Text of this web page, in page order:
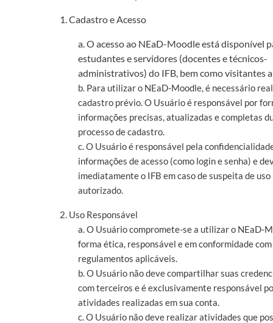
1. Cadastro e Acesso
a. O acesso ao NEaD-Moodle está disponível
estudantes e servidores (docentes e técnicos-
administrativos) do IFB, bem como visitantes
b. Para utilizar o NEaD-Moodle, é necessário
cadastro prévio. O Usuário é responsável por
informações precisas, atualizadas e completas
processo de cadastro.
c. O Usuário é responsável pela
informações de acesso (como login e senha) e
imediatamente o IFB em caso de suspeita de uso
autorizado.
2. Uso Responsável
a. O Usuário compromete-se a utilizar o NEaD-
forma ética, responsável e em conformidade
regulamentos aplicáveis.
b. O Usuário não deve compartilhar suas
com terceiros e é exclusivamente responsável
atividades realizadas em sua conta.
c. O Usuário não deve realizar atividades que